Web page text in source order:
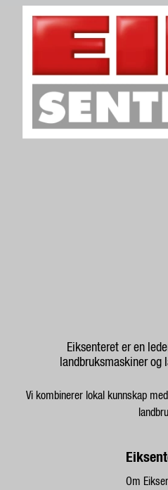
Om
Eiksenteret er en
landbruksmaskiner og
Vi kombinerer lokal kunnskap